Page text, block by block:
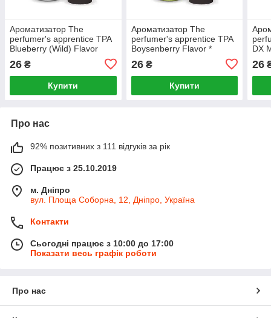
Ароматизатор The
perfumer's apprentice TPA
Blueberry (Wild) Flavor
26 ₴
Купити
Ароматизатор The
perfumer's apprentice TPA
Boysenberry Flavor *
26₴
Купити
DX
26
Про нас
92% позитивних з 111 відгуків за рік
Працює з 25.10.2019
м. Дніпро
вул. Площа Соборна, 12, Дніпро, Україна
Контакти
Сьогодні працює з 10:00 до 17:00
Показати весь графік роботи
Про нас